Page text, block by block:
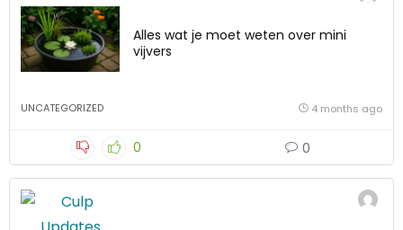
Alles wat je moet weten over mini
vijvers
UNCATEGORIZED 4 months ago
0 0